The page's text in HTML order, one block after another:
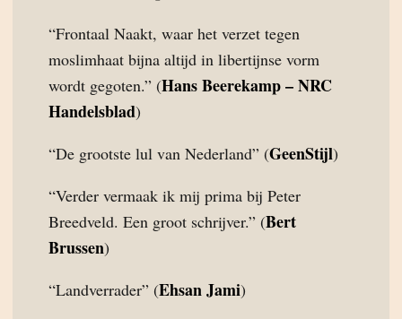
“Frontaal Naakt, waar het verzet tegen
moslimhaat bijna altijd in libertijnse vorm
wordt gegoten.” (Hans Beerekamp – NRC
Handelsblad)
“De grootste lul van Nederland” (GeenStijl)
“Verder vermaak ik mij prima bij Peter
Breedveld. Een groot schrijver.” (Bert
Brussen)
“Landverrader” (Ehsan Jami)